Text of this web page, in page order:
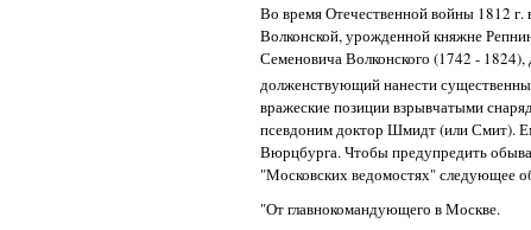
Во время Отечественной войны 1812 г.
Волконской, урожденной княжне
Семеновича Волконского (1742 -
долженствующий нанести
вражеские позиции взрывчатыми
псевдоним доктор Шмидт (или Смит).
Вюрцбурга. Чтобы предупредить
"Московских ведомостях" следующее
"От главнокомандующего в Москве.